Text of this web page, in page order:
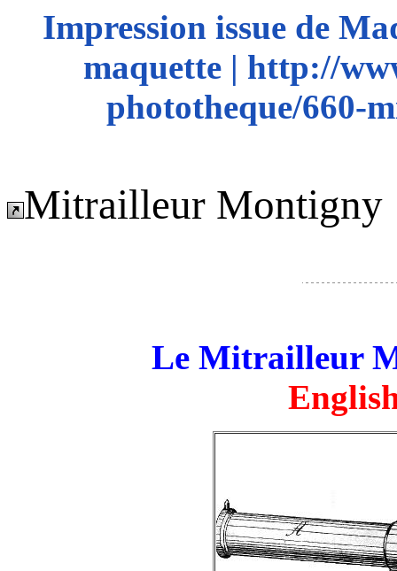
Impression issue de
maquette | http://
phototheque/660-
Mitrailleur Montigny
Le Mitrailleur